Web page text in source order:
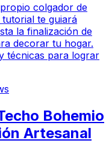
colgador de
te guiará
la finalización de
decorar tu hogar.
técnicas para lograr
Bohemio
Artesanal